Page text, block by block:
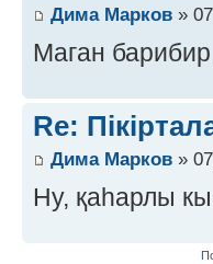
Дима Марков »
Маган
Re:
Дима Марков »
Ну, қаһарлы